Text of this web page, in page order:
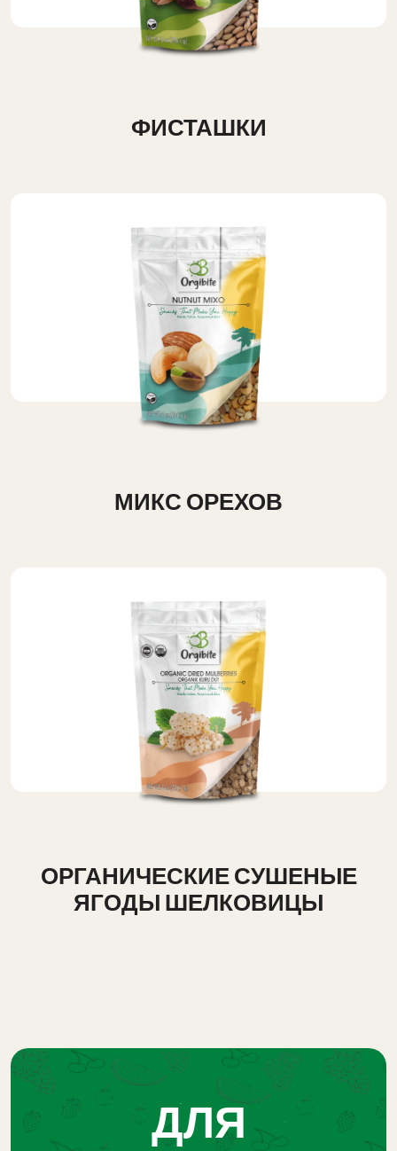
ФИСТАШКИ
МИКС ОРЕХОВ
ОРГАНИЧЕСКИЕ СУШЕНЫЕ
ЯГОДЫ ШЕЛКОВИЦЫ
ДЛЯ